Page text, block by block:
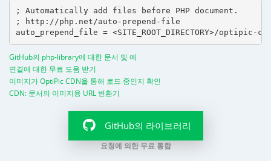
; Automatically add files before PHP document.
; http://php.net/auto-prepend-file
GitHub의 php-library에 대한 문서 및 예
연결에 대한 무료 도움 받기
이미지가 OptiPic CDN을 통해 로드 중인지 확인
CDN: 문서의 이미지용 URL 변환기
GitHub의 라이브러리
요청에 의한 무료 통합